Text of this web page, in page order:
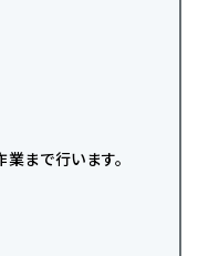
まで行います。